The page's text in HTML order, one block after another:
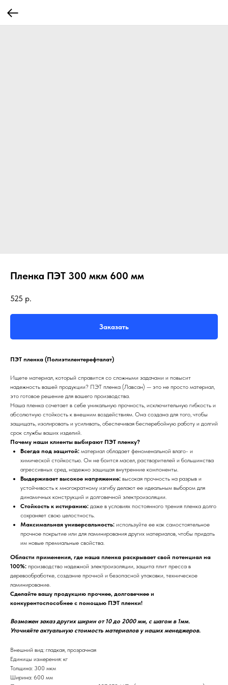
Пленка ПЭТ 300 мкм 600 мм
525 р.
Заказать
ПЭТ пленка (Полиэтилентерефталат)
Ищете материал, который справится со сложными задачами и повысит
надежность вашей продукции? ПЭТ пленка (Лавсан) — это не просто материал,
это готовое решение для вашего производства.
Наша пленка сочетает в себе уникальную прочность, исключительную гибкость и
абсолютную стойкость к внешним воздействиям. Она создана для того, чтобы
защищать, изолировать и усиливать, обеспечивая бесперебойную работу и долгий
срок службы ваших изделий.
Почему наши клиенты выбирают ПЭТ пленку?
Всегда под защитой: материал обладает феноменальной влаго- и
химической стойкостью. Он не боится масел, растворителей и большинства
агрессивных сред, надежно защищая внутренние компоненты.
Выдерживает высокое напряжение: высокая прочность на разрыв и
устойчивость к многократному изгибу делают ее идеальным выбором для
динамичных конструкций и долговечной электроизоляции.
Стойкость к истиранию: даже в условиях постоянного трения пленка долго
сохраняет свою целостность.
Максимальная универсальность: используйте ее как самостоятельное
прочное покрытие или для ламинирования других материалов, чтобы придать
им новые премиальные свойства.
Области применения, где наша пленка раскрывает свой потенциал на
100%: производство надежной электроизоляции, защита плит пресса в
деревообработке, создание прочной и безопасной упаковки, техническое
ламинирование.
Сделайте вашу продукцию прочнее, долговечнее и
конкурентоспособнее с помощью ПЭТ пленки!
Возможен заказ других ширин от 10 до 2000 мм, с шагом в 1мм.
Уточняйте актуальную стоимость материалов у наших менеджеров.
Внешний вид: гладкая, прозрачная
Единицы измерения: кг
Толщина: 300 мкм
Ширина: 600 мм